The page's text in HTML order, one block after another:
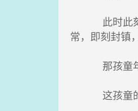
此时此刻，
常，即刻封镇
那孩童年纪
这孩童的容